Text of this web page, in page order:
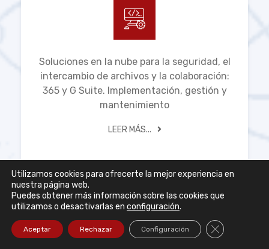
Soluciones en la nube para la seguridad, el
intercambio de archivos y la colaboración:
365 y G Suite. Implementación, gestión y
mantenimiento
LEER MÁS...
Utilizamos cookies para ofrecerte la mejor experiencia en
nuestra página web.
Puedes obtener más información sobre las cookies que
utilizamos o desactivarlas en configuración.
Aceptar Rechazar Configuración Cerrar el